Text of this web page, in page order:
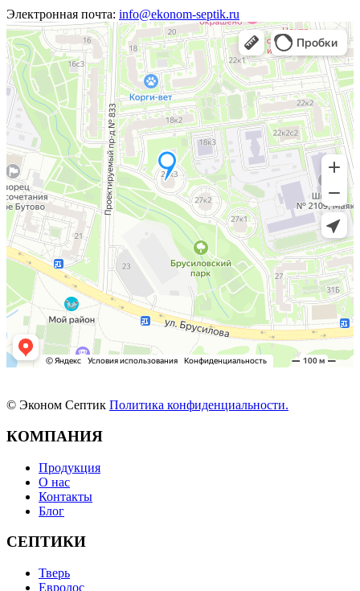
Электронная почта: info@ekonom-septik.ru
© Эконом Септик Политика конфиденциальности.
КОМПАНИЯ
Продукция
О нас
Контакты
Блог
СЕПТИКИ
Тверь
Евролос